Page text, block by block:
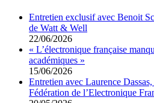
Entretien exclusif avec Benoit
de Watt & Well
22/06/2026
« L’électronique française
académiques »
15/06/2026
Entretien avec Laurence
Fédération de l’Electronique